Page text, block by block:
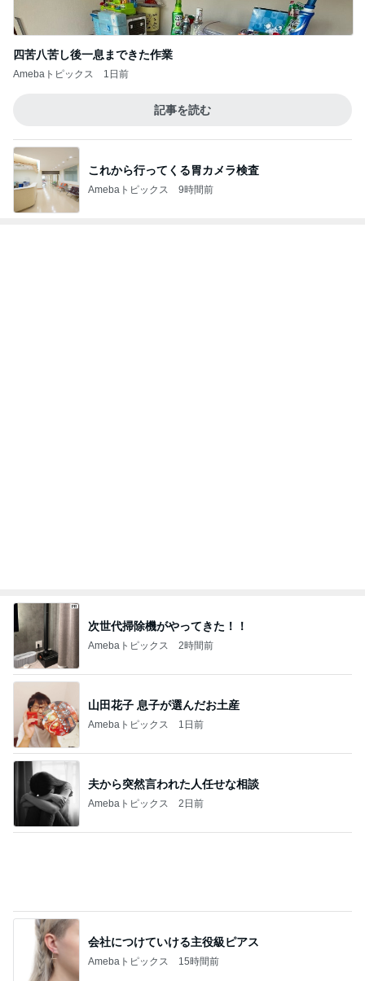
四苦八苦し後一息まできた作業
Amebaトピックス 1日前
記事を読む
これから行ってくる胃カメラ検査
Amebaトピックス 9時間前
次世代掃除機がやってきた！！
Amebaトピックス 2時間前
山田花子 息子が選んだお土産
Amebaトピックス 1日前
夫から突然言われた人任せな相談
Amebaトピックス 2日前
会社につけていける主役級ピアス
Amebaトピックス 15時間前